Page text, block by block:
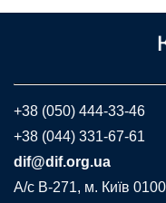
+38 (050) 444-33-46
+38 (044) 331-67-61
dif@dif.org.ua
A/c В-271, м. Київ